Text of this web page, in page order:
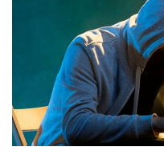
wpisu